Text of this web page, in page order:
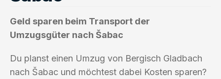
Geld sparen beim Transport der
Umzugsgüter nach Šabac
Du planst einen Umzug von Bergisch Gladbach
nach Šabac und möchtest dabei Kosten sparen?